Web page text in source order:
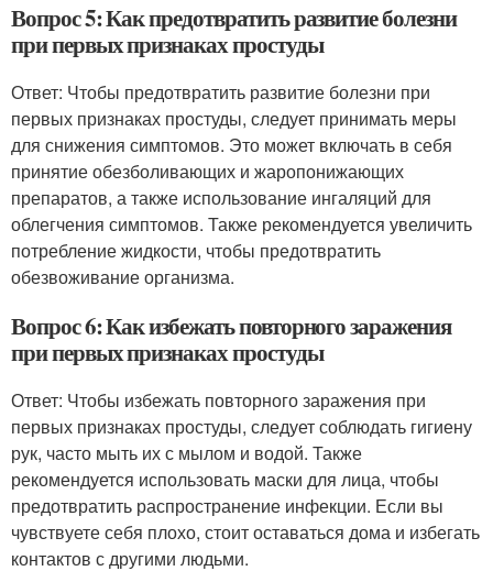
Вопрос 5: Как предотвратить развитие болезни
при первых признаках простуды
Ответ: Чтобы предотвратить развитие болезни при
первых признаках простуды, следует принимать меры
для снижения симптомов. Это может включать в себя
принятие обезболивающих и жаропонижающих
препаратов, а также использование ингаляций для
облегчения симптомов. Также рекомендуется увеличить
потребление жидкости, чтобы предотвратить
обезвоживание организма.
Вопрос 6: Как избежать повторного заражения
при первых признаках простуды
Ответ: Чтобы избежать повторного заражения при
первых признаках простуды, следует соблюдать гигиену
рук, часто мыть их с мылом и водой. Также
рекомендуется использовать маски для лица, чтобы
предотвратить распространение инфекции. Если вы
чувствуете себя плохо, стоит оставаться дома и избегать
контактов с другими людьми.